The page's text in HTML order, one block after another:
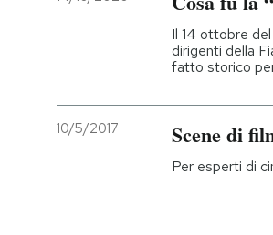
Il 14 ottobre
dirigenti della
fatto storico
10/5/2017 Scene di
Per esperti di